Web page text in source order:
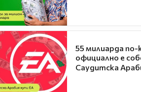
55 милиарда по-
официално е
Саудитска